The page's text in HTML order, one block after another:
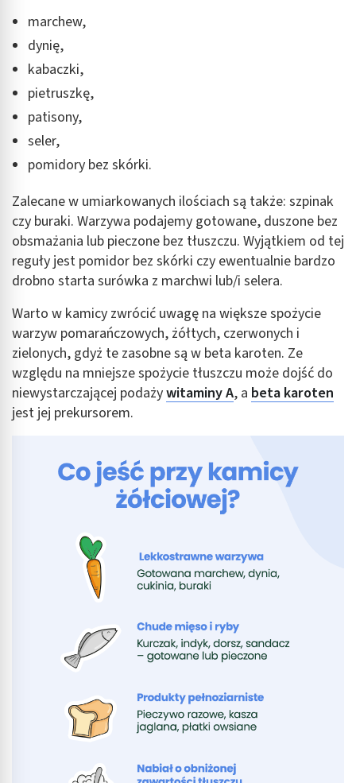
marchew,
dynię,
kabaczki,
pietruszkę,
patisony,
seler,
pomidory bez skórki.
Zalecane w umiarkowanych ilościach są także: szpinak
czy buraki. Warzywa podajemy gotowane, duszone bez
obsmażania lub pieczone bez tłuszczu. Wyjątkiem od tej
reguły jest pomidor bez skórki czy ewentualnie bardzo
drobno starta surówka z marchwi lub/i selera.
Warto w kamicy zwrócić uwagę na większe spożycie
warzyw pomarańczowych, żółtych, czerwonych i
zielonych, gdyż te zasobne są w beta karoten. Ze
względu na mniejsze spożycie tłuszczu może dojść do
niewystarczającej podażywitaminy A, a beta karoten
jest jej prekursorem.